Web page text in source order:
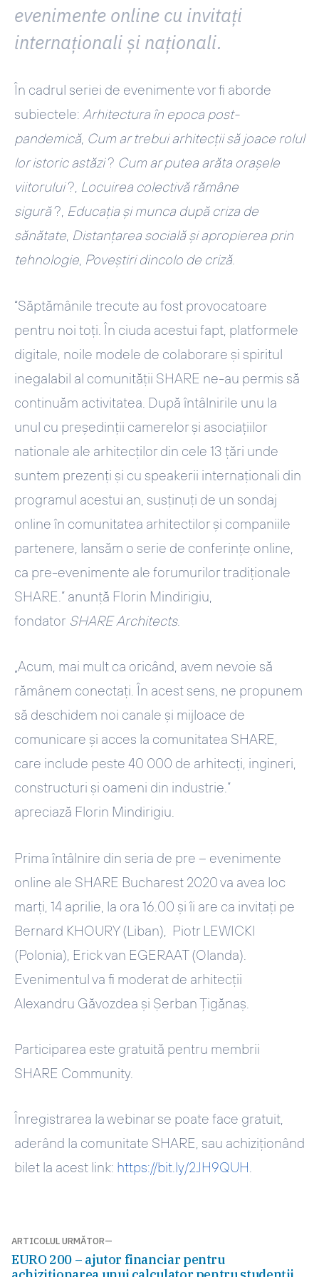
evenimente online cu invitați
internaționali și naționali.
În cadrul seriei de evenimente vor fi aborde
subiectele: Arhitectura în epoca post-
pandemică, Cum ar trebui arhitecții să joace rolul
lor istoric astăzi? Cum ar putea arăta orașele
viitorului?, Locuirea colectivă rămâne
sigură?, Educația și munca după criza de
sănătate Distanțarea socială și apropierea prin
tehnologie Poveștiri dincolo de criză.
“Săptămânile trecute au fost provocatoare
pentru noi toți. În ciuda acestui fapt, platformele
digitale, noile modele de colaborare și spiritul
inegalabil al comunității SHARE ne-au permis să
continuăm activitatea. După întâlnirile unu la
unul cu președinții camerelor și asociațiilor
nationale ale arhitecților din cele 13 țări unde
suntem prezenți și cu speakerii internaționali din
programul acestui an, susținuți de un sondaj
online în comunitatea arhitectilor și companiile
partenere, lansăm o serie de conferințe online,
ca pre-evenimente ale forumurilor tradiționale
SHARE.” anunță Florin Mindirigiu,
fondator SHARE Architects.
„Acum, mai mult ca oricând, avem nevoie să
rămânem conectați. În acest sens, ne propunem
să deschidem noi canale și mijloace de
comunicare și acces la comunitatea SHARE,
care include peste 40 000 de arhitecți, ingineri,
constructuri și oameni din industrie.”
apreciază Florin Mindirigiu.
Prima întâlnire din seria de pre – evenimente
online ale SHARE Bucharest 2020 va avea loc
marți, 14 aprilie, la ora 16.00 și îi are ca invitați pe
Bernard KHOURY (Liban), Piotr LEWICKI
(Polonia), Erick van EGERAAT (Olanda).
Evenimentul va fi moderat de arhitecții
Alexandru Găvozdea și Șerban Țigănaș.
Participarea este gratuită pentru membrii
SHARE Community.
Înregistrarea la webinar se poate face gratuit,
aderând la comunitate SHARE, sau achiziționând
bilet la acest link: https://bit.ly/2JH9QUH
Navigare
în
ARTICOLUL URMĂTOR
Articolul
EURO 200 – ajutor financiar pentru